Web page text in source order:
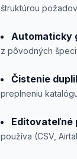
štruktúrou
Automaticky
z pôvodných
Čistenie
preplneniu
Editovateľné
používa (CSV,